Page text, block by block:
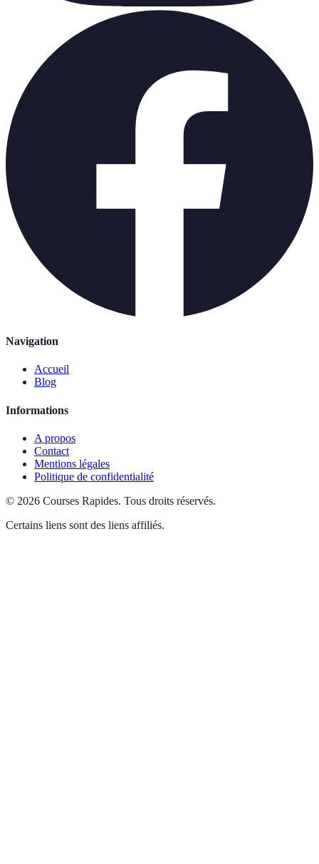
Navigation
Accueil
Blog
Informations
A propos
Contact
Mentions légales
Politique de confidentialité
© 2026 Courses Rapides. Tous droits réservés.
Certains liens sont des liens affiliés.